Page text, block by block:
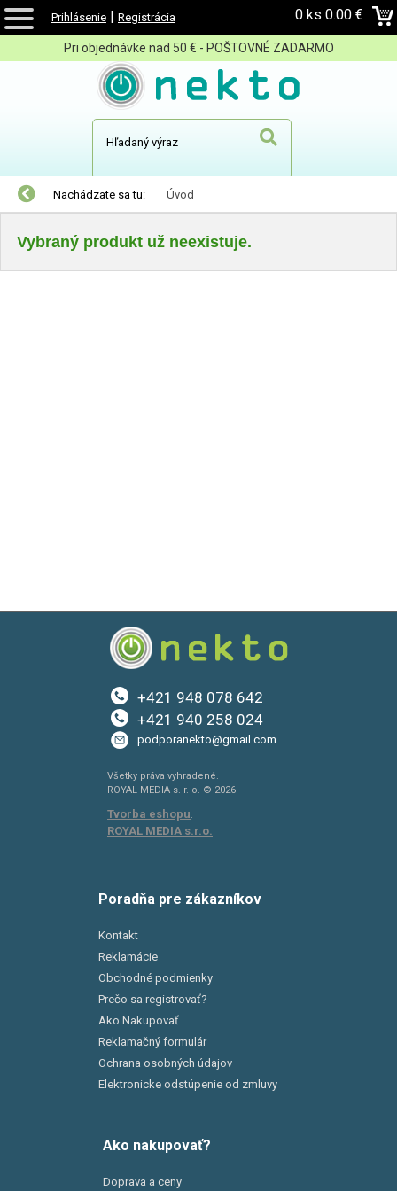
Prihlásenie | Registrácia 0 ks 0.00 €
Pri objednávke nad 50 € - POŠTOVNÉ ZADARMO
Nachádzate sa tu: Úvod
Vybraný produkt už neexistuje.
+421 948 078 642
+421 940 258 024
podporanekto@gmail.com
Všetky práva vyhradené.
ROYAL MEDIA s. r. o. © 2026
Tvorba eshopu:
ROYAL MEDIA s.r.o.
Poradňa pre zákazníkov
Kontakt
Reklamácie
Obchodné podmienky
Prečo sa registrovať?
Ako Nakupovať
Reklamačný formulár
Ochrana osobných údajov
Elektronicke odstúpenie od zmluvy
Ako nakupovať?
Doprava a ceny